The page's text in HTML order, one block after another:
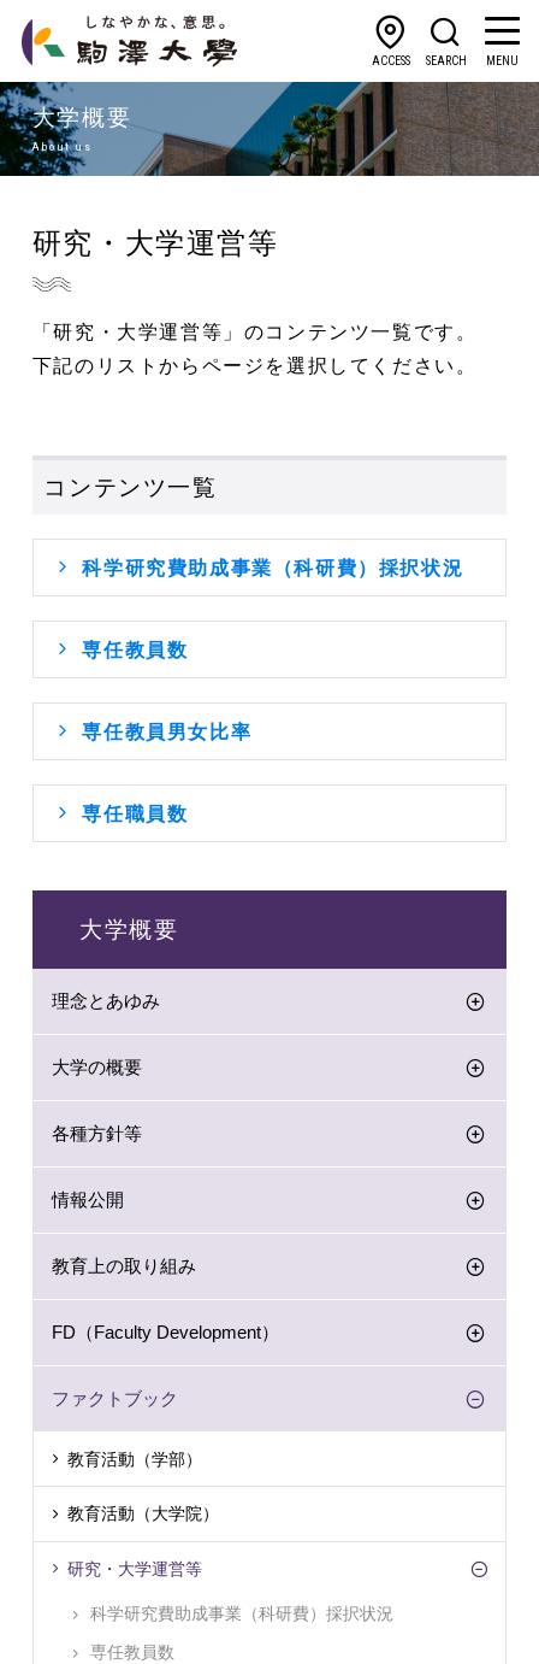
ACCESS SEARCH MENU
大学概要
About us
研究・大学運営等
「研究・大学運営等」のコンテンツ一覧です。
下記のリストからページを選択してください。
コンテンツ一覧
科学研究費助成事業（科研費）採択状況
専任教員数
専任教員男女比率
専任職員数
大学概要
理念とあゆみ
大学の概要
各種方針等
情報公開
教育上の取り組み
FD（Faculty Development）
ファクトブック
教育活動（学部）
教育活動（大学院）
研究・大学運営等
科学研究費助成事業（科研費）採択状況
専任教員数